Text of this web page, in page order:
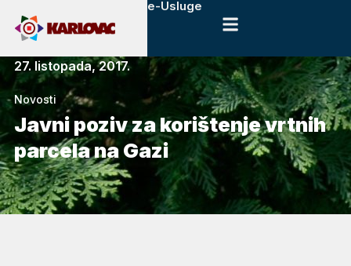
e-Usluge
27. listopada, 2017.
Novosti
Javni poziv za korištenje vrtnih
parcela na Gazi